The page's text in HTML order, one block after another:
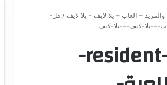
/ هل-
هل-ستدعم-resident-evil:-veronica-